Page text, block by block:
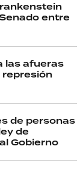
entre
las afueras
represión
de personas
de
Gobierno